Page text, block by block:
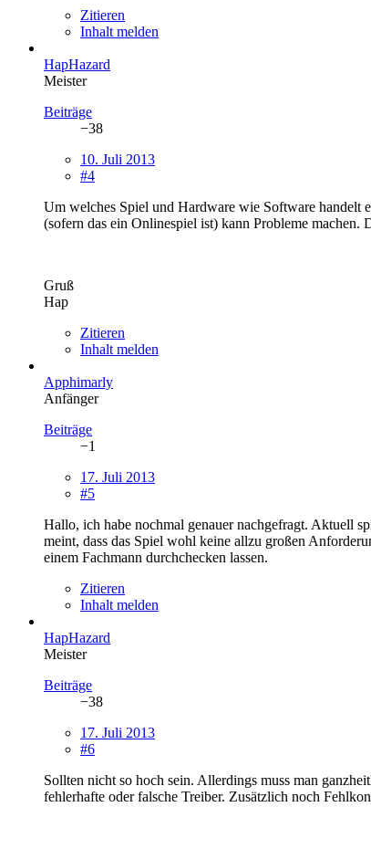
Zitieren
Inhalt melden
HapHazard
Meister
Beiträge
−38
10. Juli 2013
#4
Um welches Spiel und Hardware wie Software handelt
(sofern das ein Onlinespiel ist) kann Probleme machen.
Gruß
Hap
Zitieren
Inhalt melden
Apphimarly
Anfänger
Beiträge
−1
17. Juli 2013
#5
Hallo, ich habe nochmal genauer nachgefragt. Aktuell
meint, dass das Spiel wohl keine allzu großen
einem Fachmann durchchecken lassen.
Zitieren
Inhalt melden
HapHazard
Meister
Beiträge
−38
17. Juli 2013
#6
Sollten nicht so hoch sein. Allerdings muss man
fehlerhafte oder falsche Treiber. Zusätzlich noch